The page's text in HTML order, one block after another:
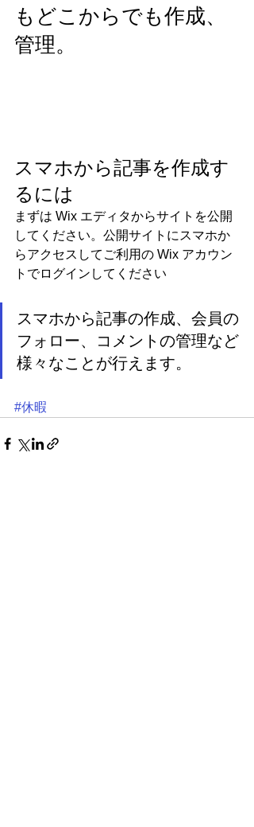
もどこからでも作成、
管理。
スマホから記事を作成す
るには
まずは Wix エディタからサイトを公開
してください。公開サイトにスマホか
らアクセスしてご利用の Wix アカウン
トでログインしてください
スマホから記事の作成、会員の
フォロー、コメントの管理など
様々なことが行えます。
#休暇